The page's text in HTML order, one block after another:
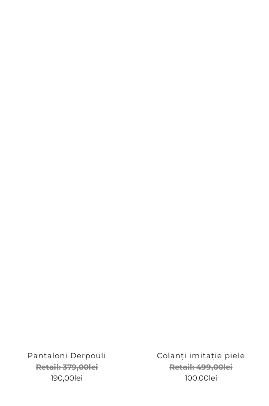
Pantaloni Derpouli
Retail:379,00lei
190,00lei
Colanți imitație piele
Retail:499,00lei
100,00lei